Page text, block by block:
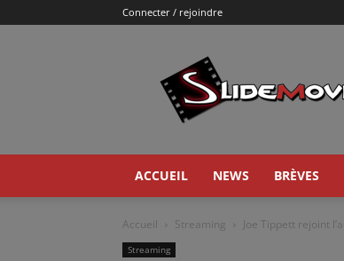
Connecter / rejoindre
ACCUEIL NEWS BRÈVES
Accueil Streaming Joe Tippett rejoint
Streaming